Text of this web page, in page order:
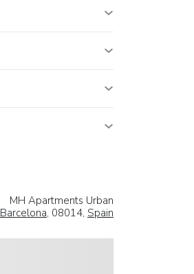
MH Apartments Urban
Barcelona, 08014, Spain